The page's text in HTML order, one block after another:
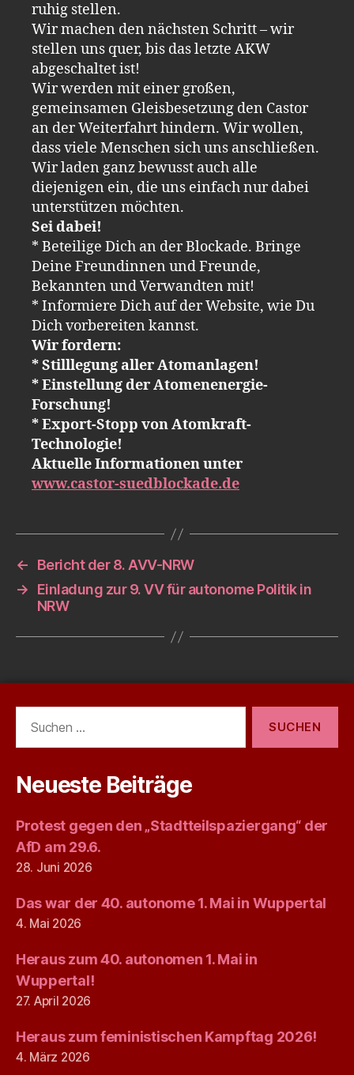
ruhig stellen.
Wir machen den nächsten Schritt – wir
stellen uns quer, bis das letzte AKW
abgeschaltet ist!
Wir werden mit einer großen,
gemeinsamen Gleisbesetzung den Castor
an der Weiterfahrt hindern. Wir wollen,
dass viele Menschen sich uns anschließen.
Wir laden ganz bewusst auch alle
diejenigen ein, die uns einfach nur dabei
unterstützen möchten.
Sei dabei!
* Beteilige Dich an der Blockade. Bringe
Deine Freundinnen und Freunde,
Bekannten und Verwandten mit!
* Informiere Dich auf der Website, wie Du
Dich vorbereiten kannst.
Wir fordern:
* Stilllegung aller Atomanlagen!
* Einstellung der Atomenenergie-
Forschung!
* Export-Stopp von Atomkraft-
Technologie!
Aktuelle Informationen unter
www.castor-suedblockade.de
←
Bericht der 8. AVV-NRW
→
Einladung zur 9. VV für autonome Politik in
NRW
nach:
Neueste Beiträge
Protest gegen den „Stadtteilspaziergang“ der
AfD am 29.6.
28. Juni 2026
Das war der 40. autonome 1. Mai in Wuppertal
4. Mai 2026
Heraus zum 40. autonomen 1. Mai in
Wuppertal!
27. April 2026
Heraus zum feministischen Kampftag 2026!
4. März 2026